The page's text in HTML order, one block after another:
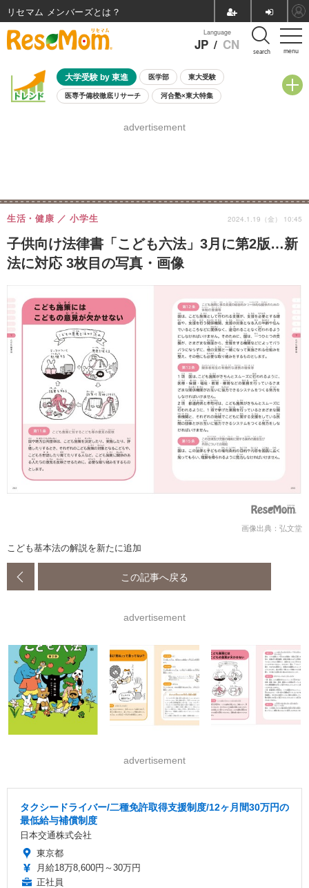
menu
Language
JP / CN search
大学受験 by 東進 医学部 東大受験
医専予備校徹底リサーチ 河合塾×東大特集
8月開催学校説明会・相談会
advertisement
子供向け法律書「こども六法」3月に第2版…新
法に対応 3枚目の写真・画像
生活・健康 小学生 2024.1.19（金） 10:45
画像出典：弘文堂
こども基本法の解説を新たに追加
この記事へ戻る
advertisement
advertisement
タクシードライバー/二種免許取得支援制度/12ヶ月間30万円の
最低給与補償制度
日本交通株式会社
東京都
月給18万8,600円～30万円
正社員
リセマム メンバーズ